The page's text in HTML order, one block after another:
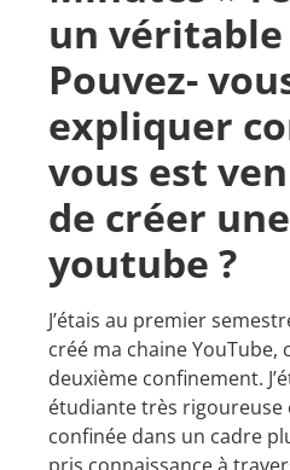
un véritable
Pouvez-
expliquer
vous est
de créer
youtube ?
J’étais au premier
créé ma chaine YouTube,
deuxième confinement.
étudiante très rigoureuse
confinée dans un cadre